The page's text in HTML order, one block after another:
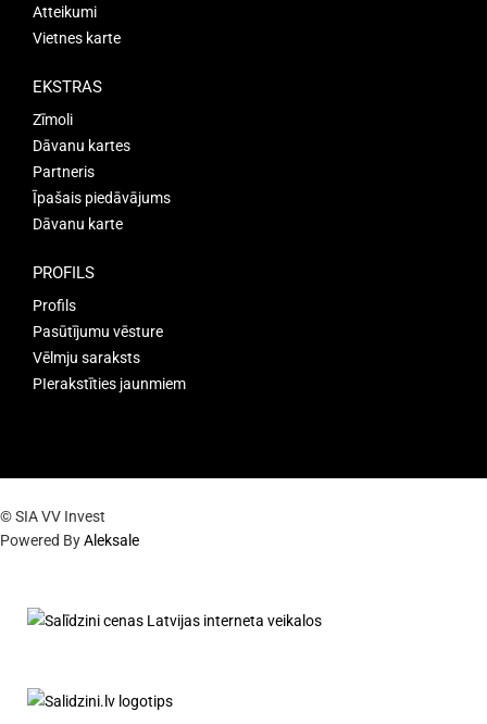
Atteikumi
Vietnes karte
EKSTRAS
Zīmoli
Dāvanu kartes
Partneris
Īpašais piedāvājums
Dāvanu karte
PROFILS
Profils
Pasūtījumu vēsture
Vēlmju saraksts
PIerakstīties jaunmiem
© SIA VV Invest
Powered ByAleksale